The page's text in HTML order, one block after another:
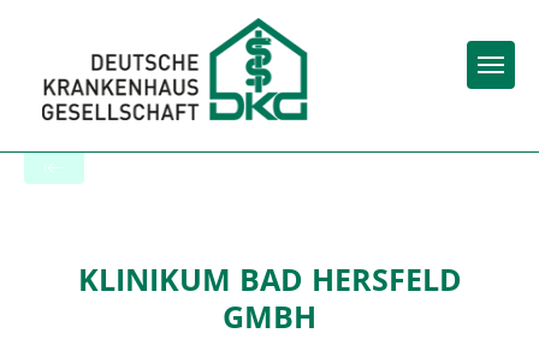
KLINIKUM BAD HERSFELD
GMBH